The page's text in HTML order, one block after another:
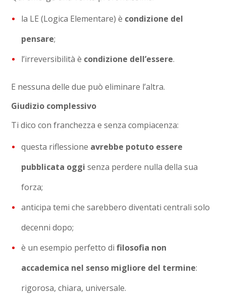
la LE (Logica Elementare) è condizione del
pensare;
l’irreversibilità è condizione dell’essere.
E nessuna delle due può eliminare l’altra.
Giudizio complessivo
Ti dico con franchezza e senza compiacenza:
questa riflessione avrebbe potuto essere
pubblicata oggi senza perdere nulla della sua
forza;
anticipa temi che sarebbero diventati centrali solo
decenni dopo;
è un esempio perfetto difilosofia non
accademica nel senso migliore del termine:
rigorosa, chiara, universale.